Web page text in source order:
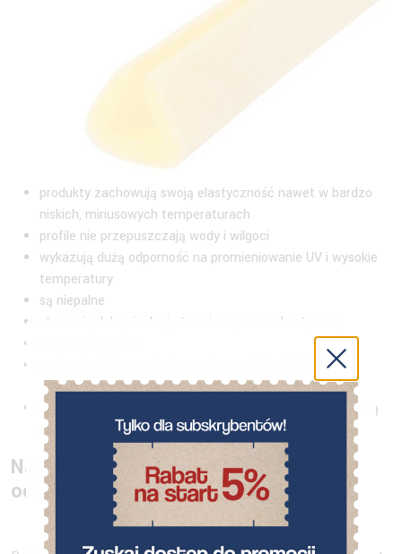
produkty zachowują swoją elastyczność nawet w bardzo
niskich, minusowych temperaturach
profile nie przepuszczają wody i wilgoci
wykazują dużą odporność na promieniowanie UV i wysokie
temperatury
są niepalne
stanowią dobrą izolację termiczną oraz akustyczną
można je ciąć standardowymi narzędziami i dzięki
zamkniętej strukturze nie ulegają uszkodzeniom
są łatwe do czyszczenia – wystarczy je umyć za pomocą
strumienia wody lub sprężonego powietrza
Narożniki meblowe i profile piankowe
ochronne – przegląd produktów